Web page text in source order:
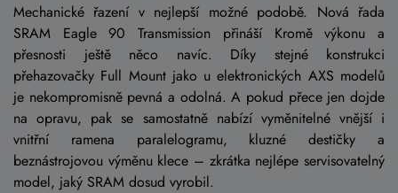
Mechanické řazení v nejlepší možné podobě. Nová řada
SRAM Eagle 90 Transmission přináší Kromě výkonu a
přesnosti ještě něco navíc. Díky stejné konstrukci
přehazovačky Full Mount jako u elektronických AXS modelů
je nekompromisně pevná a odolná. A pokud přece jen dojde
na opravu, pak se samostatně nabízí vyměnitelné vnější i
vnitřní ramena paralelogramu, kluzné destičky a
beznástrojovou výměnu klece – zkrátka nejlépe servisovatelný
model, jaký SRAM dosud vyrobil.